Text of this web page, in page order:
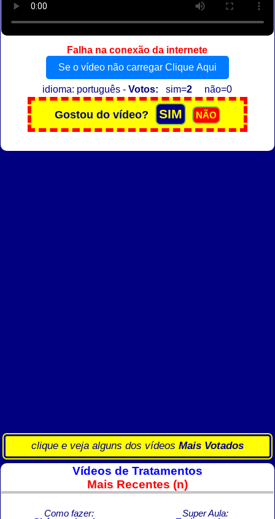
Falha na conexão da internete
Se o vídeo não carregar Clique Aqui
idioma: português -Votos: sim=2 não=0
clique e veja alguns dos vídeos Mais Votados
Vídeos de Tratamentos
Mais Recentes (n)
Como fazer:
Super Aula: